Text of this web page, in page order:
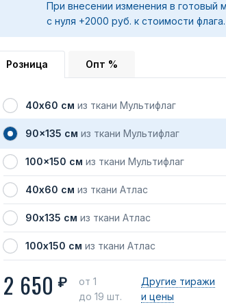
При внесении изменения в готовый
с нуля +2000 руб. к стоимости флага.
Розница Опт %
40х60 см из ткани Мультифлаг
90x135 см из ткани Мультифлаг
100x150 см из ткани Мультифлаг
40х60 см из ткани Атлас
90х135 см из ткани Атлас
100х150 см из ткани Атлас
2 650 ₽
от 1
до 19 шт.
Другие тиражи
и цены